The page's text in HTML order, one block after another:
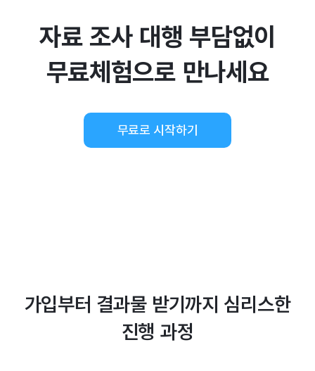
자료 조사 대행 부담없이
무료체험으로 만나세요
무료로 시작하기
가입부터 결과물 받기까지 심리스한
진행 과정